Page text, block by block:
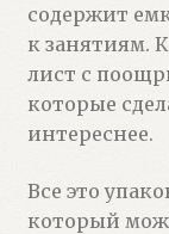
содержит
к занятиям.
лист с
которые
интереснее.
Все это
который